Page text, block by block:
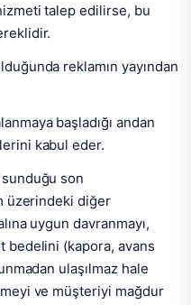
talep edilirse, bu
reklamın yayından
başladığı andan
kabul eder.
son
üzerindeki diğer
uygun davranmayı,
bedelini (kapora, avans
ulaşılmaz hale
ve müşteriyi mağdur